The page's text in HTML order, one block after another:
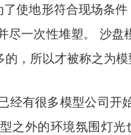
使地形符合现场
一次性堆塑。 沙
，所以才被称之为模
经有很多模型公司
之外的环境氛围灯